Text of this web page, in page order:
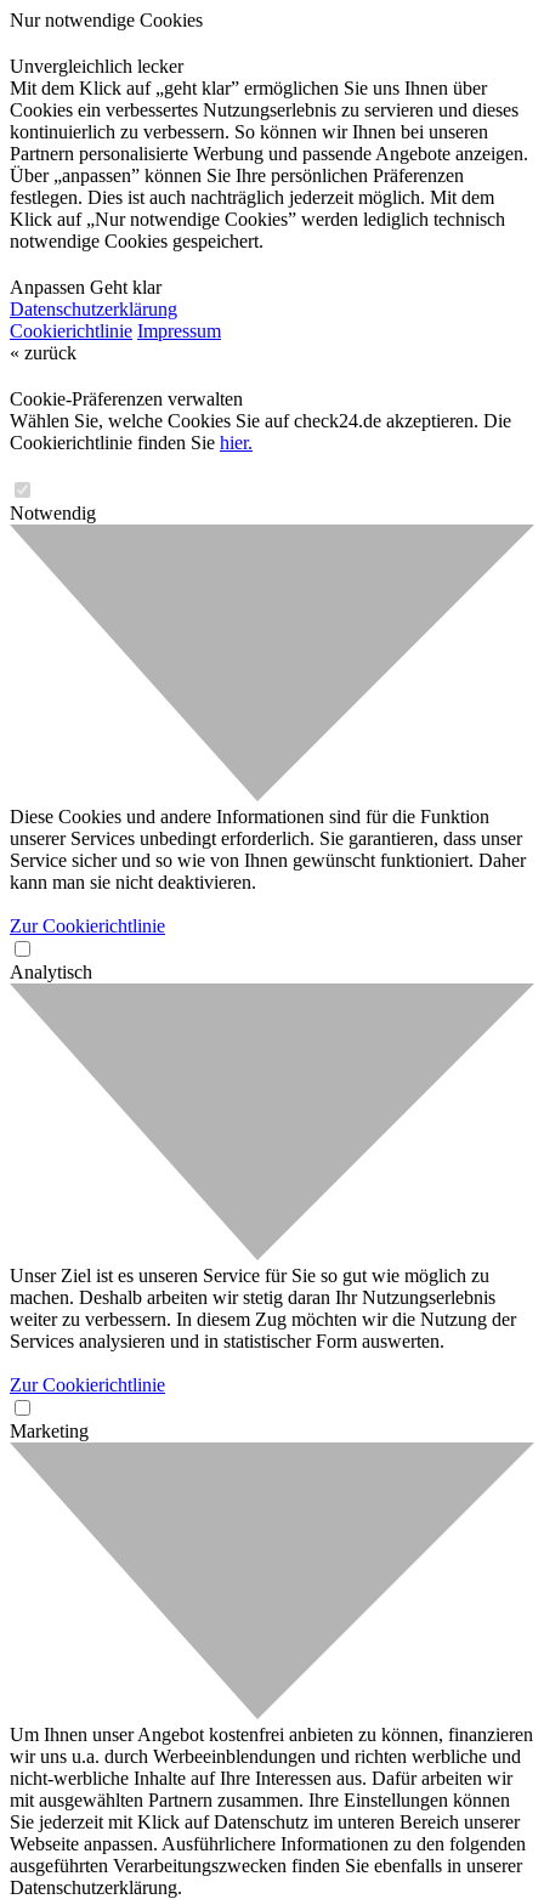
Nur notwendige Cookies
Unvergleichlich lecker
Mit dem Klick auf „geht klar” ermöglichen Sie uns Ihnen über
Cookies ein verbessertes Nutzungserlebnis zu servieren und dieses
kontinuierlich zu verbessern. So können wir Ihnen bei unseren
Partnern personalisierte Werbung und passende Angebote anzeigen.
Über „anpassen” können Sie Ihre persönlichen Präferenzen
festlegen. Dies ist auch nachträglich jederzeit möglich. Mit dem
Klick auf „Nur notwendige Cookies” werden lediglich technisch
notwendige Cookies gespeichert.
Anpassen Geht klar
Datenschutzerklärung
Cookierichtlinie Impressum
« zurück
Cookie-Präferenzen verwalten
Wählen Sie, welche Cookies Sie auf check24.de akzeptieren. Die
Cookierichtlinie finden Sie hier.
Notwendig
Diese Cookies und andere Informationen sind für die Funktion
unserer Services unbedingt erforderlich. Sie garantieren, dass unser
Service sicher und so wie von Ihnen gewünscht funktioniert. Daher
kann man sie nicht deaktivieren.
Zur Cookierichtlinie
Analytisch
Unser Ziel ist es unseren Service für Sie so gut wie möglich zu
machen. Deshalb arbeiten wir stetig daran Ihr Nutzungserlebnis
weiter zu verbessern. In diesem Zug möchten wir die Nutzung der
Services analysieren und in statistischer Form auswerten.
Zur Cookierichtlinie
Marketing
Um Ihnen unser Angebot kostenfrei anbieten zu können, finanzieren
wir uns u.a. durch Werbeeinblendungen und richten werbliche und
nicht-werbliche Inhalte auf Ihre Interessen aus. Dafür arbeiten wir
mit ausgewählten Partnern zusammen. Ihre Einstellungen können
Sie jederzeit mit Klick auf Datenschutz im unteren Bereich unserer
Webseite anpassen. Ausführlichere Informationen zu den folgenden
ausgeführten Verarbeitungszwecken finden Sie ebenfalls in unserer
Datenschutzerklärung.